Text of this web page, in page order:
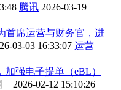
腾讯 2026-03-19
首席运营与财务官，进
03-03 16:33:07 运营
加强电子提单（eBL）
2026-02-12 15:10:26